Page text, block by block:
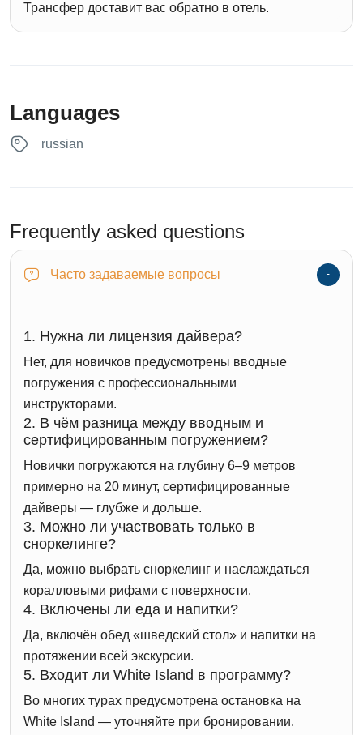
Трансфер доставит вас обратно в отель.
Languages
russian
Frequently asked questions
Часто задаваемые вопросы
1. Нужна ли лицензия дайвера?
Нет, для новичков предусмотрены вводные
погружения с профессиональными
инструкторами.
2. В чём разница между вводным и
сертифицированным погружением?
Новички погружаются на глубину 6–9 метров
примерно на 20 минут, сертифицированные
дайверы — глубже и дольше.
3. Можно ли участвовать только в
сноркелинге?
Да, можно выбрать сноркелинг и наслаждаться
коралловыми рифами с поверхности.
4. Включены ли еда и напитки?
Да, включён обед «шведский стол» и напитки на
протяжении всей экскурсии.
5. Входит ли White Island в программу?
Во многих турах предусмотрена остановка на
White Island — уточняйте при бронировании.